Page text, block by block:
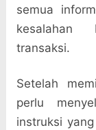
semua
kesalahan
transaksi.
Setelah
perlu
instruksi